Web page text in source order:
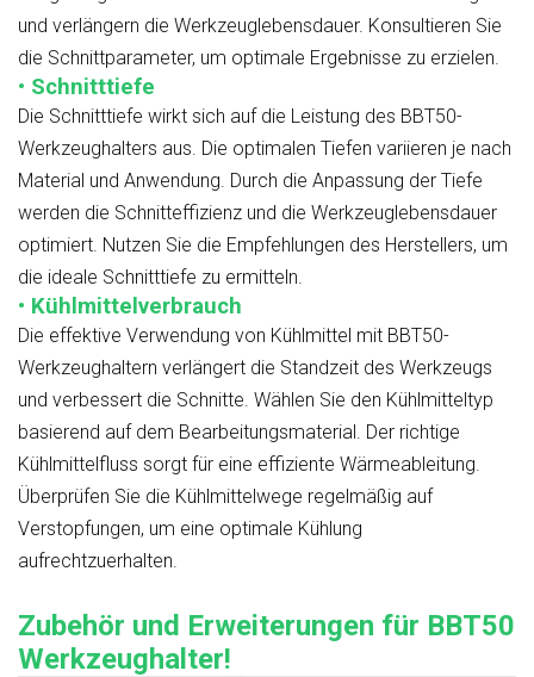
und verlängern die Werkzeuglebensdauer. Konsultieren Sie
die Schnittparameter, um optimale Ergebnisse zu erzielen.
• Schnitttiefe
Die Schnitttiefe wirkt sich auf die Leistung des BBT50-
Werkzeughalters aus. Die optimalen Tiefen variieren je nach
Material und Anwendung. Durch die Anpassung der Tiefe
werden die Schnitteffizienz und die Werkzeuglebensdauer
optimiert. Nutzen Sie die Empfehlungen des Herstellers, um
die ideale Schnitttiefe zu ermitteln.
• Kühlmittelverbrauch
Die effektive Verwendung von Kühlmittel mit BBT50-
Werkzeughaltern verlängert die Standzeit des Werkzeugs
und verbessert die Schnitte. Wählen Sie den Kühlmitteltyp
basierend auf dem Bearbeitungsmaterial. Der richtige
Kühlmittelfluss sorgt für eine effiziente Wärmeableitung.
Überprüfen Sie die Kühlmittelwege regelmäßig auf
Verstopfungen, um eine optimale Kühlung
aufrechtzuerhalten.
Zubehör und Erweiterungen für BBT50
Werkzeughalter!